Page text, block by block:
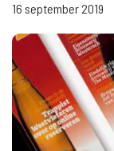
16 september 2019